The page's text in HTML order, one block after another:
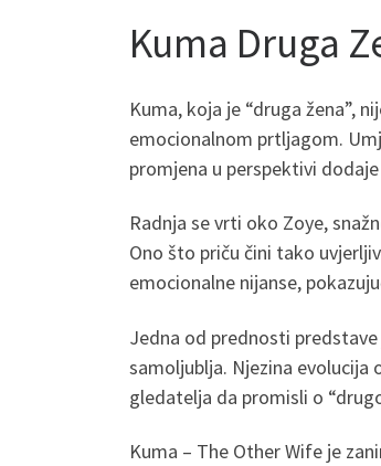
Kuma Druga
Kuma, koja je “druga žena”,
emocionalnom prtljagom.
promjena u perspektivi
Radnja se vrti oko Zoye,
Ono što priču čini tako
emocionalne nijanse,
Jedna od prednosti
samoljublja. Njezina evolucija
gledatelja da promisli o
Kuma – The Other Wife je